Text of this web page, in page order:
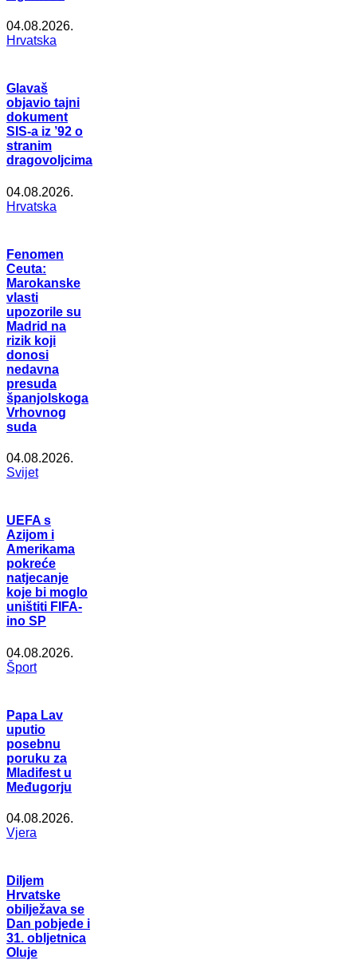
04.08.2026.
Hrvatska
Glavaš
objavio tajni
dokument
SIS-a iz ’92 o
stranim
dragovoljcima
04.08.2026.
Hrvatska
Fenomen
Ceuta:
Marokanske
vlasti
upozorile su
Madrid na
rizik koji
donosi
nedavna
presuda
španjolskoga
Vrhovnog
suda
04.08.2026.
Svijet
UEFA s
Azijom i
Amerikama
pokreće
natjecanje
koje bi moglo
uništiti FIFA-
ino SP
04.08.2026.
Šport
Papa Lav
uputio
posebnu
poruku za
Mladifest u
Međugorju
04.08.2026.
Vjera
Diljem
Hrvatske
obilježava se
Dan pobjede i
31. obljetnica
Oluje